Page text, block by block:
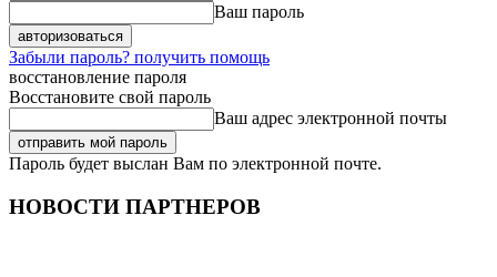
Ваш пароль
Забыли пароль? получить помощь
восстановление пароля
Восстановите свой пароль
Ваш адрес электронной почты
Пароль будет выслан Вам по электронной почте.
НОВОСТИ ПАРТНЕРОВ